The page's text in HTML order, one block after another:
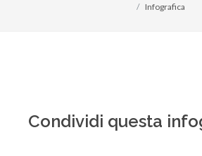
Infografica
Condividi questa